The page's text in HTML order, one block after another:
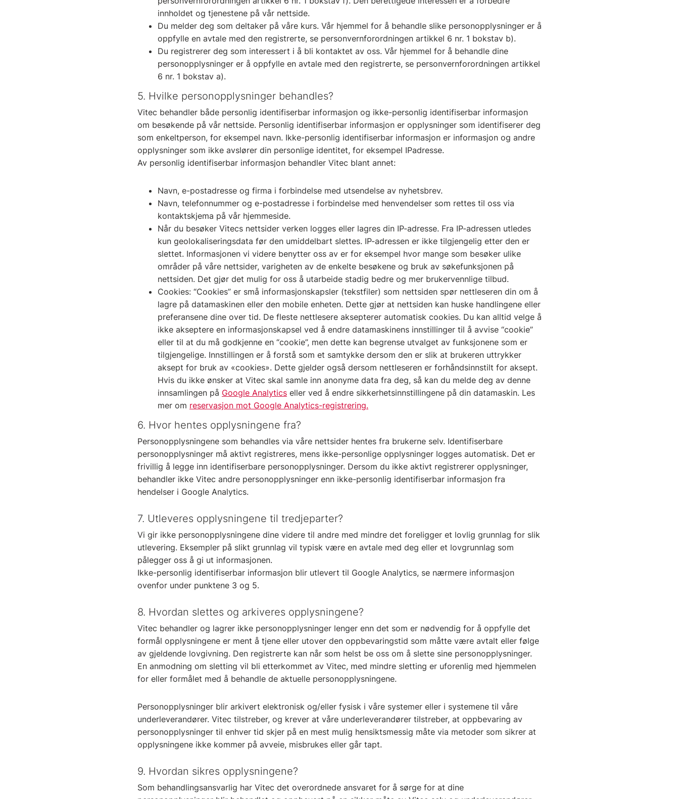
innholdet og tjenestene på vår nettside.
Du melder deg som deltaker på våre kurs. Vår hjemmel for å behandle slike personopplysninger er å
oppfylle en avtale med den registrerte, se personvernforordningen artikkel 6 nr. 1 bokstav b).
Du registrerer deg som interessert i å bli kontaktet av oss. Vår hjemmel for å behandle dine
personopplysninger er å oppfylle en avtale med den registrerte, se personvernforordningen artikkel
6 nr. 1 bokstav a).
5. Hvilke personopplysninger behandles?
Vitec behandler både personlig identifiserbar informasjon og ikke-personlig identifiserbar informasjon
om besøkende på vår nettside. Personlig identifiserbar informasjon er opplysninger som identifiserer deg
som enkeltperson, for eksempel navn. Ikke-personlig identifiserbar informasjon er informasjon og andre
opplysninger som ikke avslører din personlige identitet, for eksempel IPadresse.
Av personlig identifiserbar informasjon behandler Vitec blant annet:
Navn, e-postadresse og firma i forbindelse med utsendelse av nyhetsbrev.
Navn, telefonnummer og e-postadresse i forbindelse med henvendelser som rettes til oss via
kontaktskjema på vår hjemmeside.
Når du besøker Vitecs nettsider verken logges eller lagres din IP-adresse. Fra IP-adressen utledes
kun geolokaliseringsdata før den umiddelbart slettes. IP-adressen er ikke tilgjengelig etter den er
slettet. Informasjonen vi videre benytter oss av er for eksempel hvor mange som besøker ulike
områder på våre nettsider, varigheten av de enkelte besøkene og bruk av søkefunksjonen på
nettsiden. Det gjør det mulig for oss å utarbeide stadig bedre og mer brukervennlige tilbud.
Cookies: “Cookies” er små informasjonskapsler (tekstfiler) som nettsiden spør nettleseren din om å
lagre på datamaskinen eller den mobile enheten. Dette gjør at nettsiden kan huske handlingene eller
preferansene dine over tid. De fleste nettlesere aksepterer automatisk cookies. Du kan alltid velge å
ikke akseptere en informasjonskapsel ved å endre datamaskinens innstillinger til å avvise “cookie”
eller til at du må godkjenne en “cookie”, men dette kan begrense utvalget av funksjonene som er
tilgjengelige. Innstillingen er å forstå som et samtykke dersom den er slik at brukeren uttrykker
aksept for bruk av «cookies». Dette gjelder også dersom nettleseren er forhåndsinnstilt for aksept.
Hvis du ikke ønsker at Vitec skal samle inn anonyme data fra deg, så kan du melde deg av denne
innsamlingen på Google Analytics eller ved å endre sikkerhetsinnstillingene på din datamaskin. Les
mer om reservasjon mot Google Analytics-registrering.
6. Hvor hentes opplysningene fra?
Personopplysningene som behandles via våre nettsider hentes fra brukerne selv. Identifiserbare
personopplysninger må aktivt registreres, mens ikke-personlige opplysninger logges automatisk. Det er
frivillig å legge inn identifiserbare personopplysninger. Dersom du ikke aktivt registrerer opplysninger,
behandler ikke Vitec andre personopplysninger enn ikke-personlig identifiserbar informasjon fra
hendelser i Google Analytics.
7. Utleveres opplysningene til tredjeparter?
Vi gir ikke personopplysningene dine videre til andre med mindre det foreligger et lovlig grunnlag for slik
utlevering. Eksempler på slikt grunnlag vil typisk være en avtale med deg eller et lovgrunnlag som
pålegger oss å gi ut informasjonen.
Ikke-personlig identifiserbar informasjon blir utlevert til Google Analytics, se nærmere informasjon
ovenfor under punktene 3 og 5.
8. Hvordan slettes og arkiveres opplysningene?
Vitec behandler og lagrer ikke personopplysninger lenger enn det som er nødvendig for å oppfylle det
formål opplysningene er ment å tjene eller utover den oppbevaringstid som måtte være avtalt eller følge
av gjeldende lovgivning. Den registrerte kan når som helst be oss om å slette sine personopplysninger.
En anmodning om sletting vil bli etterkommet av Vitec, med mindre sletting er uforenlig med hjemmelen
for eller formålet med å behandle de aktuelle personopplysningene.
Personopplysninger blir arkivert elektronisk og/eller fysisk i våre systemer eller i systemene til våre
underleverandører. Vitec tilstreber, og krever at våre underleverandører tilstreber, at oppbevaring av
personopplysninger til enhver tid skjer på en mest mulig hensiktsmessig måte via metoder som sikrer at
opplysningene ikke kommer på avveie, misbrukes eller går tapt.
9. Hvordan sikres opplysningene?
Som behandlingsansvarlig har Vitec det overordnede ansvaret for å sørge for at dine